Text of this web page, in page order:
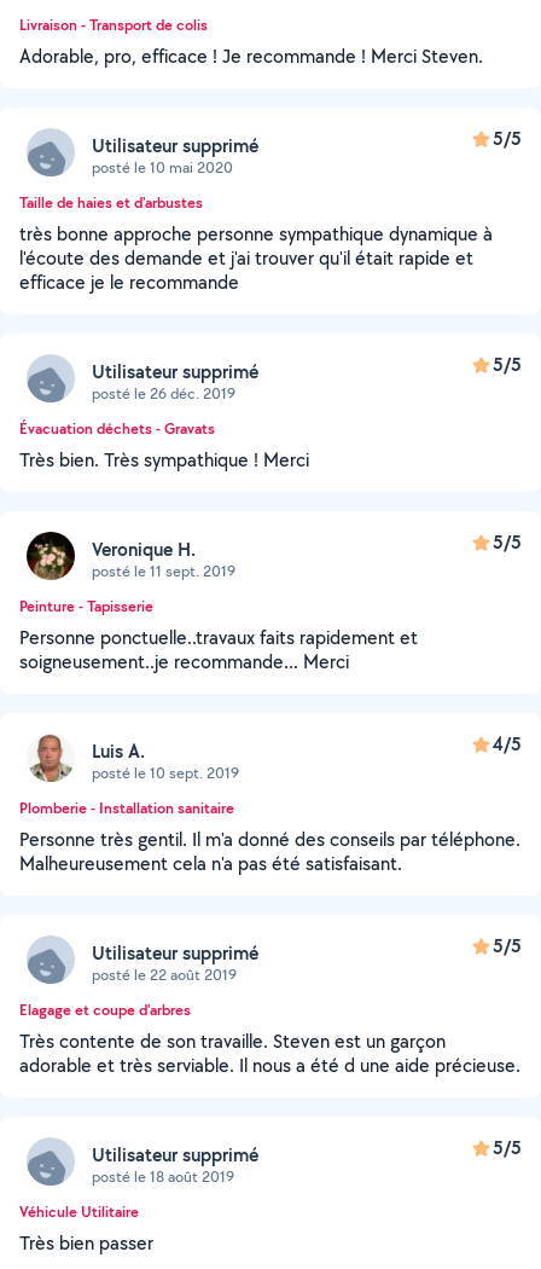
Livraison - Transport de colis
Adorable, pro, efficace ! Je recommande ! Merci Steven.
Utilisateur supprimé
posté le 10 mai 2020
5/5
Taille de haies et d'arbustes
très bonne approche personne sympathique dynamique à
l'écoute des demande et j'ai trouver qu'il était rapide et
efficace je le recommande
Utilisateur supprimé
posté le 26 déc. 2019
5/5
Évacuation déchets - Gravats
Très bien. Très sympathique ! Merci
Veronique H.
posté le 11 sept. 2019
5/5
Peinture - Tapisserie
Personne ponctuelle..travaux faits rapidement et
soigneusement..je recommande... Merci
Luis A.
posté le 10 sept. 2019
4/5
Plomberie - Installation sanitaire
Personne très gentil. Il m'a donné des conseils par téléphone.
Malheureusement cela n'a pas été satisfaisant.
Utilisateur supprimé
posté le 22 août 2019
5/5
Elagage et coupe d'arbres
Très contente de son travaille. Steven est un garçon
adorable et très serviable. Il nous a été d une aide précieuse.
Utilisateur supprimé
posté le 18 août 2019
5/5
Véhicule Utilitaire
Très bien passer